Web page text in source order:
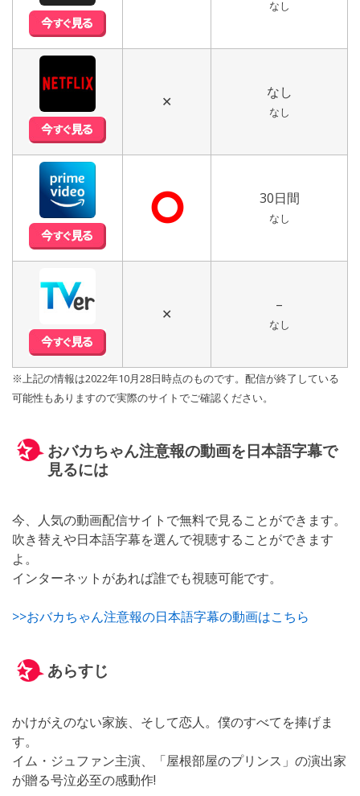
なし
✕
なし
なし
⭘ 30日間
なし
✕
–
なし
※上記の情報は2022年10月28日時点のものです。配信が終了している
可能性もありますので実際のサイトでご確認ください。
おバカちゃん注意報の動画を日本語字幕で
見るには
今、人気の動画配信サイトで無料で見ることができます。
吹き替えや日本語字幕を選んで視聴することができます
よ。
インターネットがあれば誰でも視聴可能です。
>>おバカちゃん注意報の日本語字幕の動画はこちら
あらすじ
かけがえのない家族、そして恋人。僕のすべてを捧げま
す。
イム・ジュファン主演、「屋根部屋のプリンス」の演出家
が贈る号泣必至の感動作!